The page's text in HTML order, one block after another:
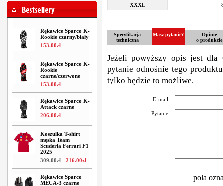
Rękawice Sparco K-
Rookie czarny/biały
153.00zł
Rękawice Sparco K-
Rookie
czarne/czerwone
153.00zł
Rękawice Sparco K-
Attack czarne
206.00zł
Koszulka T-shirt
męska Team
Scuderia Ferrari F1
2025
309.00zł 216.00zł
Rękawice Sparco
MECA-3 czarne
XXXL
Specyfikacja
techniczna
Masz pytanie?
Opinie
o produkcie
Jeżeli powyższy opis jest dla
pytanie odnośnie tego
tylko będzie to możliwe.
E-mail:
Pytanie:
pola